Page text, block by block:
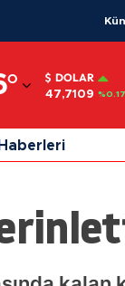
° DOLAR
47,7109 %0.17
Haberleri